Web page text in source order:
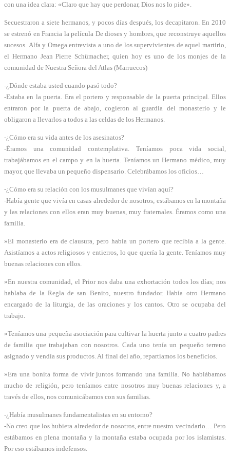
con una idea clara: «Claro que hay que perdonar, Dios nos lo pide».
Secuestraron a siete hermanos, y pocos días después, los decapitaron. En 2010
se estrenó en Francia la película De dioses y hombres, que reconstruye aquellos
sucesos. Alfa y Omega entrevista a uno de los supervivientes de aquel martirio,
el Hermano Jean Pierre Schümacher, quien hoy es uno de los monjes de la
comunidad de Nuestra Señora del Atlas (Marruecos)
-¿Dónde estaba usted cuando pasó todo?
-Estaba en la puerta. Era el portero y responsable de la puerta principal. Ellos
entraron por la puerta de abajo, cogieron al guardia del monasterio y le
obligaron a llevarlos a todos a las celdas de los Hermanos.
-¿Cómo era su vida antes de los asesinatos?
-Éramos una comunidad contemplativa. Teníamos poca vida social,
trabajábamos en el campo y en la huerta. Teníamos un Hermano médico, muy
mayor, que llevaba un pequeño dispensario. Celebrábamos los oficios…
-¿Cómo era su relación con los musulmanes que vivían aquí?
-Había gente que vivía en casas alrededor de nosotros; estábamos en la montaña
y las relaciones con ellos eran muy buenas, muy fraternales. Éramos como una
familia.
»El monasterio era de clausura, pero había un portero que recibía a la gente.
Asistíamos a actos religiosos y entierros, lo que quería la gente. Teníamos muy
buenas relaciones con ellos.
»En nuestra comunidad, el Prior nos daba una exhortación todos los días; nos
hablaba de la Regla de san Benito, nuestro fundador. Había otro Hermano
encargado de la liturgia, de las oraciones y los cantos. Otro se ocupaba del
trabajo.
»Teníamos una pequeña asociación para cultivar la huerta junto a cuatro padres
de familia que trabajaban con nosotros. Cada uno tenía un pequeño terreno
asignado y vendía sus productos. Al final del año, repartíamos los beneficios.
»Era una bonita forma de vivir juntos formando una familia. No hablábamos
mucho de religión, pero teníamos entre nosotros muy buenas relaciones y, a
través de ellos, nos comunicábamos con sus familias.
-¿Había musulmanes fundamentalistas en su entorno?
-No creo que los hubiera alrededor de nosotros, entre nuestro vecindario… Pero
estábamos en plena montaña y la montaña estaba ocupada por los islamistas.
Por eso estábamos indefensos.